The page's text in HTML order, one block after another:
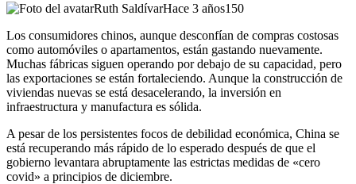
Ruth SaldívarHace 3 años150
Los consumidores chinos, aunque desconfían de compras costosas
como automóviles o apartamentos, están gastando nuevamente.
Muchas fábricas siguen operando por debajo de su capacidad, pero
las exportaciones se están fortaleciendo. Aunque la construcción de
viviendas nuevas se está desacelerando, la inversión en
infraestructura y manufactura es sólida.
A pesar de los persistentes focos de debilidad económica, China se
está recuperando más rápido de lo esperado después de que el
gobierno levantara abruptamente las estrictas medidas de «cero
covid» a principios de diciembre.